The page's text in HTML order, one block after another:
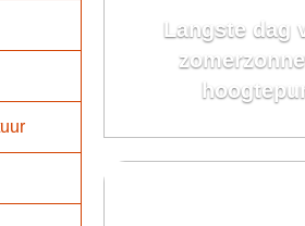
Langste dag